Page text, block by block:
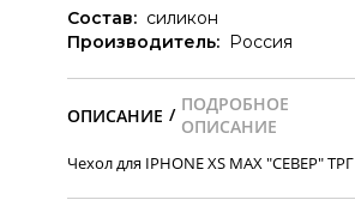
Состав: силикон
Производитель: Россия
/
Чехол для IPHONE XS MAX "СЕВЕР" ТРГ